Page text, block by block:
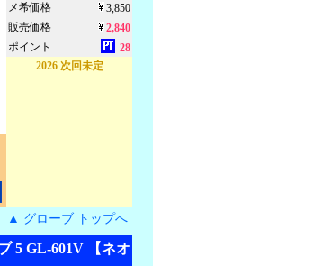
メ希価格
3,850
販売価格
2,840
ポイント
28
2026 次回未定
▲ グローブ トップへ
5 GL-601V 【ネオ